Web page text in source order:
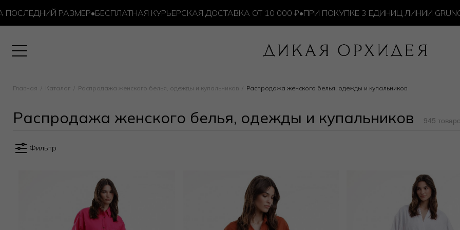
РАЗМЕР•БЕСПЛАТНАЯ КУРЬЕРСКАЯ ДОСТАВКА ОТ 10 000 ₽• ПРИ ПОКУПКЕ 3 ЕДИНИЦ ЛИНИИ GRUNGE
Главная Каталог Распродажа женского белья, одежды и купальников Распродажа женского белья, одежды и купальников
Распродажа женского белья, одежды и купальников 945
Фильтр